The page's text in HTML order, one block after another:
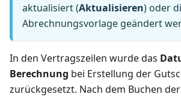
aktualisiert (Aktualisieren) oder
Abrechnungsvorlage geändert
In den Vertragszeilen wurde das
Berechnung bei Erstellung der
zurückgesetzt. Nach dem Buchen